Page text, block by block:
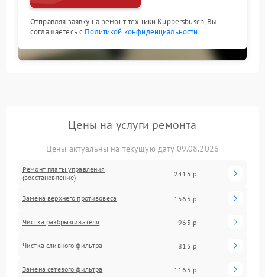
Отправляя заявку на ремонт техники Kuppersbusch, Вы
соглашаетесь с Политикой конфиденциальности
Цены на услуги ремонта
Цены актуальны на текущую дату 09.08.2026
Ремонт платы управления
(восстановление)
2415 р
Замена верхнего противовеса 1565 р
Чистка разбрызгивателя 965 р
Чистка сливного фильтра 815 р
Замена сетевого фильтра 1165 р